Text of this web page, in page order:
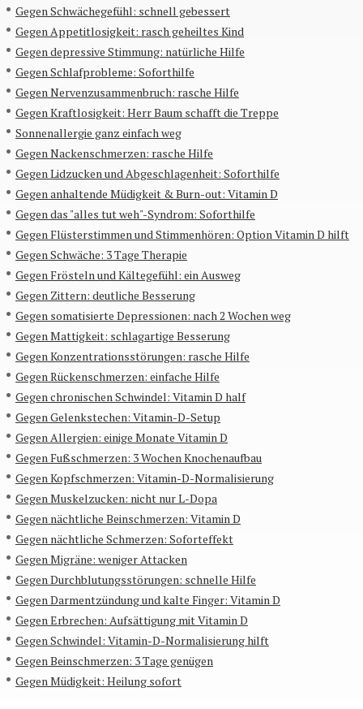
Gegen Schwächegefühl: schnell gebessert
Gegen Appetitlosigkeit: rasch geheiltes Kind
Gegen depressive Stimmung: natürliche Hilfe
Gegen Schlafprobleme: Soforthilfe
Gegen Nervenzusammenbruch: rasche Hilfe
Gegen Kraftlosigkeit: Herr Baum schafft die Treppe
Sonnenallergie ganz einfach weg
Gegen Nackenschmerzen: rasche Hilfe
Gegen Lidzucken und Abgeschlagenheit: Soforthilfe
Gegen anhaltende Müdigkeit & Burn-out: Vitamin D
Gegen das "alles tut weh"-Syndrom: Soforthilfe
Gegen Flüsterstimmen und Stimmenhören: Option Vitamin D hilft
Gegen Schwäche: 3 Tage Therapie
Gegen Frösteln und Kältegefühl: ein Ausweg
Gegen Zittern: deutliche Besserung
Gegen somatisierte Depressionen: nach 2 Wochen weg
Gegen Mattigkeit: schlagartige Besserung
Gegen Konzentrationsstörungen: rasche Hilfe
Gegen Rückenschmerzen: einfache Hilfe
Gegen chronischen Schwindel: Vitamin D half
Gegen Gelenkstechen: Vitamin-D-Setup
Gegen Allergien: einige Monate Vitamin D
Gegen Fußschmerzen: 3 Wochen Knochenaufbau
Gegen Kopfschmerzen: Vitamin-D-Normalisierung
Gegen Muskelzucken: nicht nur L-Dopa
Gegen nächtliche Beinschmerzen: Vitamin D
Gegen nächtliche Schmerzen: Soforteffekt
Gegen Migräne: weniger Attacken
Gegen Durchblutungsstörungen: schnelle Hilfe
Gegen Darmentzündung und kalte Finger: Vitamin D
Gegen Erbrechen: Aufsättigung mit Vitamin D
Gegen Schwindel: Vitamin-D-Normalisierung hilft
Gegen Beinschmerzen: 3 Tage genügen
Gegen Müdigkeit: Heilung sofort